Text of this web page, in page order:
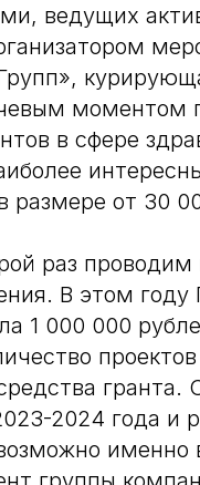
ведущих
моментом
в сфере
размере от 30
раз
В этом
1 000 000
гранта.
2024 года и
именно